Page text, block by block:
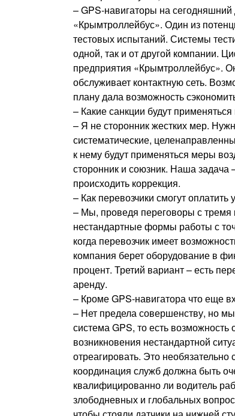
– GPS-навигаторы на
«Крымтроллейбус». Один из
тестовых испытаний. Системы
одной, так и от другой компании.
предприятия «Крымтроллейбус».
обслуживает контактную сеть.
плану дала возможность
– Какие санкции будут
– Я не сторонник жестких мер.
систематические,
к нему будут применяться меры
сторонник и союзник. Наша
происходить коррекция.
– Как перевозчики смогут
– Мы, проведя переговоры с тремя
нестандартные формы работы с
когда перевозчик имеет
компания берет оборудование в
процент. Третий вариант – есть
аренду.
– Кроме GPS-навигатора что еще
– Нет предела совершенству, но
система GPS, то есть
возникновения нестандартной
отреагировать. Это
координация служб должна быть
квалифицированно ли водитель
злободневных и глобальных